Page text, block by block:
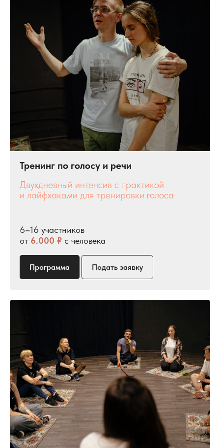
Тренинг по голосу и речи
Двухдневный интенсив с практикой
и лайфхаками для тренировки голоса
6–16 участников
от 6.000 ₽ с человека
Программа Подать заявку